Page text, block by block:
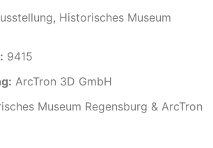
Historisches Museum
9415
ArcTron 3D GmbH
Museum Regensburg & ArcTron